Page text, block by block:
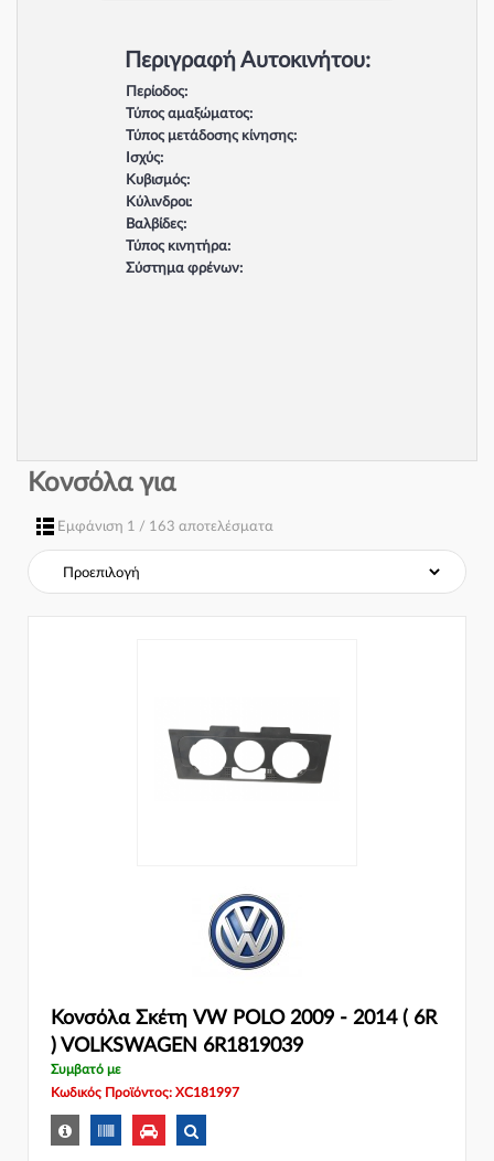
Περιγραφή Αυτοκινήτου:
Περίοδος:
Τύπος αμαξώματος:
Τύπος μετάδοσης κίνησης:
Ισχύς:
Κυβισμός:
Κύλινδροι:
Βαλβίδες:
Τύπος κινητήρα:
Σύστημα φρένων:
Κονσόλα για
Εμφάνιση 1 / 163 αποτελέσματα
Κονσόλα Σκέτη VW POLO 2009 - 2014 ( 6R
) VOLKSWAGEN 6R1819039
Συμβατό με
Κωδικός Προϊόντος: XC181997